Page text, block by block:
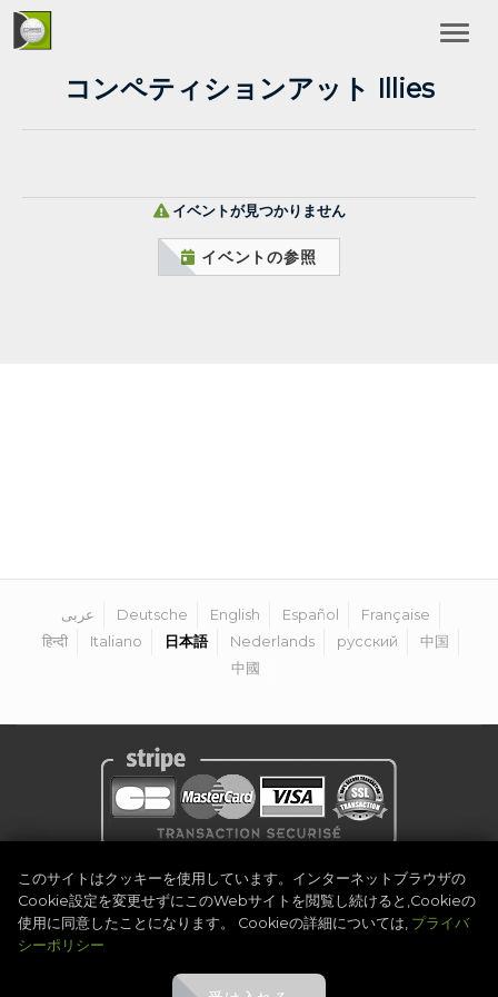
コンペティションアット Illies
イベントが見つかりません
イベントの参照
عربى Deutsche English Español
Française
हिन्दी
Italiano 日本語 Nederlands русский
中国
中國
このサイトはクッキーを使用しています。インターネットブラウザの
Cookie設定を変更せずにこのWebサイトを閲覧し続けると,Cookieの
使用に同意したことになります。 Cookieの詳細については, プライバ
シーポリシー
法的通知 オーガナイザーになる
連絡
先
©
2026 Golf Competitions @DigitalEventSystem